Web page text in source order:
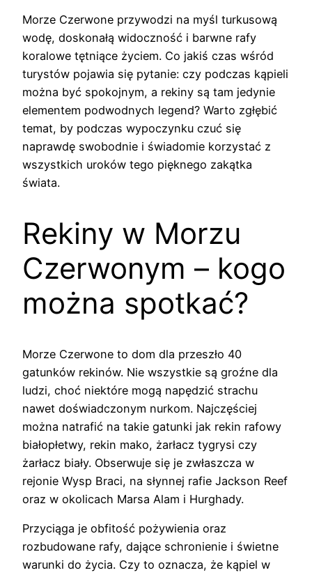
Morze Czerwone przywodzi na myśl turkusową
wodę, doskonałą widoczność i barwne rafy
koralowe tętniące życiem. Co jakiś czas wśród
turystów pojawia się pytanie: czy podczas kąpieli
można być spokojnym, a rekiny są tam jedynie
elementem podwodnych legend? Warto zgłębić
temat, by podczas wypoczynku czuć się
naprawdę swobodnie i świadomie korzystać z
wszystkich uroków tego pięknego zakątka
świata.
Rekiny w Morzu
Czerwonym – kogo
można spotkać?
Morze Czerwone to dom dla przeszło 40
gatunków rekinów. Nie wszystkie są groźne dla
ludzi, choć niektóre mogą napędzić strachu
nawet doświadczonym nurkom. Najczęściej
można natrafić na takie gatunki jak rekin rafowy
białopłetwy, rekin mako, żarłacz tygrysi czy
żarłacz biały. Obserwuje się je zwłaszcza w
rejonie Wysp Braci, na słynnej rafie Jackson Reef
oraz w okolicach Marsa Alam i Hurghady.
Przyciąga je obfitość pożywienia oraz
rozbudowane rafy, dające schronienie i świetne
warunki do życia. Czy to oznacza, że kąpiel w